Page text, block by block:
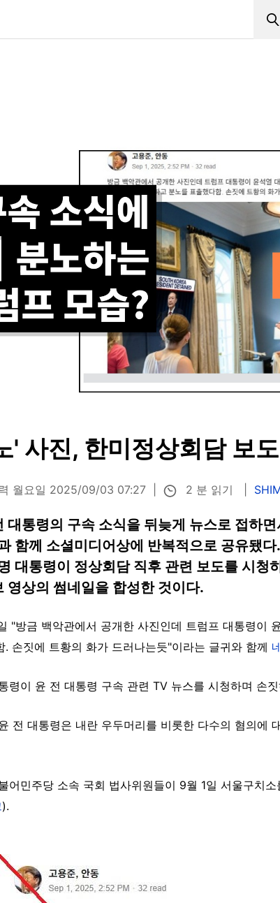
' 사진, 한미정상회담 보
월요일 2025/09/03 07:27 2 분 읽기
대통령의 구속 소식을 뒤늦게 뉴스로 접하
함께 소셜미디어상에 반복적으로 공유됐
대통령이 정상회담 직후 관련 보도를 시청
영상의 썸네일을 합성한 것이다.
"방금 백악관에서 공개한 사진인데 트럼프 대통령이
손짓에 트황의 화가 드러나는듯"이라는 글귀와 함께
령이 윤 전 대통령 구속 관련 TV 뉴스를 시청하며 손
전 대통령은 내란 우두머리를 비롯한 다수의 혐의에
어민주당 소속 국회 법사위원들이 9월 1일 서울구치
).